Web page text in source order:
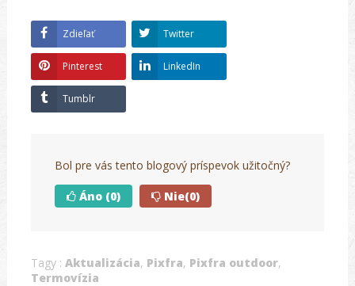
Zdieľať Twitter
Pinterest LinkedIn
Tumblr
Bol pre vás tento blogový príspevok užitočný?
Áno (0) Nie(0)
Tagy : Aktualizácia, Pixfra, Pixfra outdoor,
Termovízia